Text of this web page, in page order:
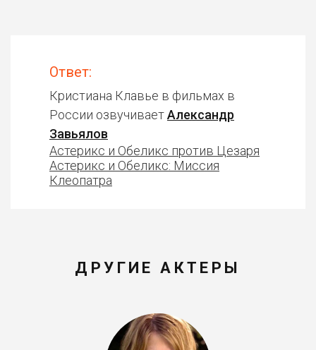
Ответ:
Кристиана Клавье в фильмах в
России озвучиваетАлександр
Завьялов
Астерикс и Обеликс против Цезаря
Астерикс и Обеликс: Миссия
Клеопатра
ДРУГИЕ АКТЕРЫ